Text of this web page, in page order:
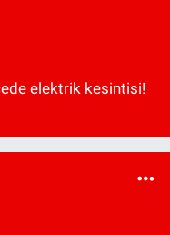
elektrik kesintisi!